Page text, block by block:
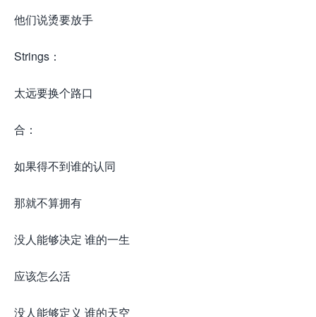
他们说烫要放手
Strings：
太远要换个路口
合：
如果得不到谁的认同
那就不算拥有
没人能够决定 谁的一生
应该怎么活
没人能够定义 谁的天空